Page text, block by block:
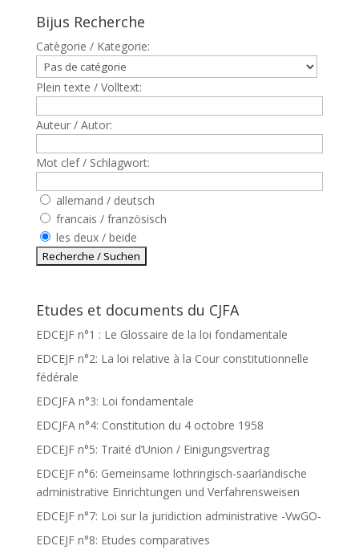
Bijus Recherche
Catègorie / Kategorie:
Plein texte / Volltext:
Auteur / Autor:
Mot clef / Schlagwort:
allemand / deutsch
francais / französisch
les deux / beide
Etudes et documents du CJFA
EDCEJF n°1 : Le Glossaire de la loi fondamentale
EDCEJF n°2: La loi relative à la Cour constitutionnelle
fédérale
EDCJFA n°3: Loi fondamentale
EDCJFA n°4: Constitution du 4 octobre 1958
EDCEJF n°5: Traité d’Union / Einigungsvertrag
EDCEJF n°6: Gemeinsame lothringisch-saarländische
administrative Einrichtungen und Verfahrensweisen
EDCEJF n°7: Loi sur la juridiction administrative -VwGO-
EDCEJF n°8: Etudes comparatives